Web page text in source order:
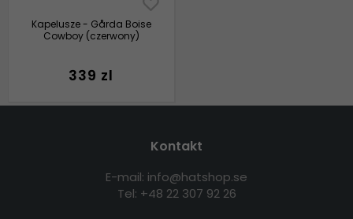
Kapelusze - Gårda Boise
Cowboy (czerwony)
339 zl
Kontakt
E-mail: info@hatshop.se
Tel: +48 22 307 92 26